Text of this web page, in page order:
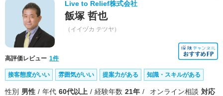
Live to Relief株式会社
飯塚 哲也
（イイヅカ テツヤ）
高評価レビュー 1件
接客態度がいい 雰囲気がいい 提案力がある 知識・スキルがある
性別 男性 年代 60代以上 経験年数 21年 オンライン相談 対応